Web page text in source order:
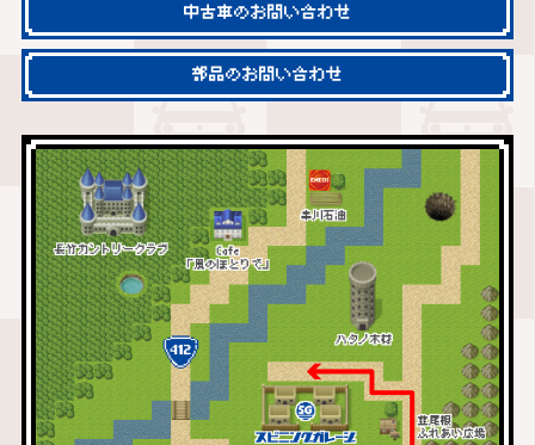
中古車のお問い合わせ
部品のお問い合わせ